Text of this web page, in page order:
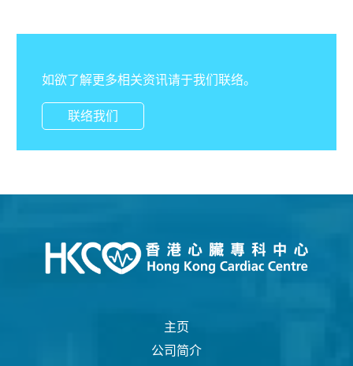
如欲了解更多相关资讯请于我们联络。
联络我们
主页
公司简介